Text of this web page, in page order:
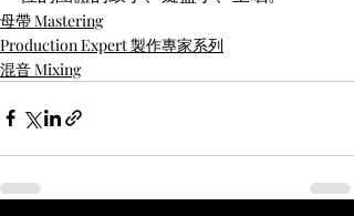
母帶 Mastering
Production Expert 製作專家系列
混音 Mixing